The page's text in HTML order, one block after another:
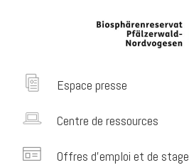
Espace presse
Centre de ressources
Offres d’emploi et de stage